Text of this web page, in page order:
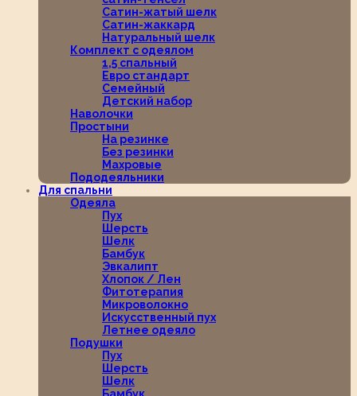
Сатин-жатый шелк
Сатин-жаккард
Натуральный шелк
Комплект с одеялом
1,5 спальный
Евро стандарт
Семейный
Детский набор
Наволочки
Простыни
На резинке
Без резинки
Махровые
Пододеяльники
Для спальни
Одеяла
Пух
Шерсть
Шелк
Бамбук
Эвкалипт
Хлопок / Лен
Фитотерапия
Микроволокно
Искусственный пух
Летнее одеяло
Подушки
Пух
Шерсть
Шелк